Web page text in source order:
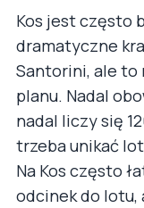
Kos jest często
dramatyczne
Santorini, ale to
planu. Nadal
nadal liczy się
trzeba unikać
Na Kos często
odcinek do lotu,